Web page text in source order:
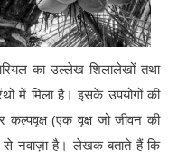
का उल्लेख शिलालेखों तथा
में मिला है। इसके उपयोगों की
कल्पवृक्ष (एक वृक्ष जो जीवन की
से नवाज़ा है। लेखक बताते हैं कि